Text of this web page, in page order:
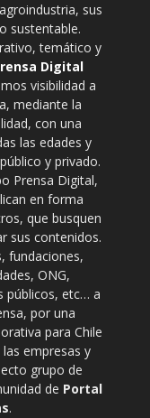
sus
sustentable.
temático y
Digital
visibilidad a
mediante la
con una
las edades y
y privado.
Prensa Digital,
en forma
que busquen
sus contenidos.
fundaciones,
ONG,
públicos, etc… a
por una
para Chile
empresas y
grupo de
de Portal
.